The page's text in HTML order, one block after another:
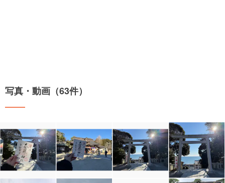
写真・動画（63件）